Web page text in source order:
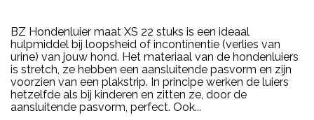
BZ Hondenluier maat XS 22 stuks is een ideaal
hulpmiddel bij loopsheid of incontinentie (verlies van
urine) van jouw hond. Het materiaal van de hondenluiers
is stretch, ze hebben een aansluitende pasvorm en zijn
voorzien van een plakstrip. In principe werken de luiers
hetzelfde als bij kinderen en zitten ze, door de
aansluitende pasvorm, perfect. Ook...